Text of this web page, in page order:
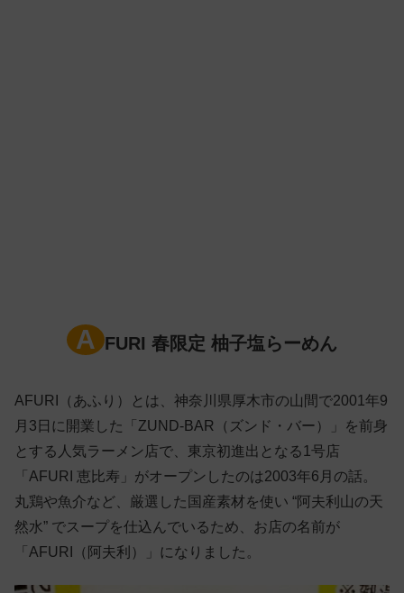
A FURI 春限定 柚子塩らーめん
AFURI（あふり）とは、神奈川県厚木市の山間で2001年9
月3日に開業した「ZUND-BAR（ズンド・バー）」を前身
とする人気ラーメン店で、東京初進出となる1号店
「AFURI 恵比寿」がオープンしたのは2003年6月の話。
丸鶏や魚介など、厳選した国産素材を使い “阿夫利山の天
然水” でスープを仕込んでいるため、お店の名前が
「AFURI（阿夫利）」になりました。